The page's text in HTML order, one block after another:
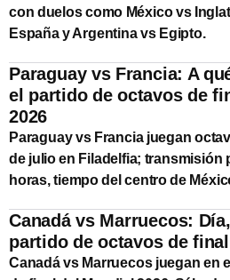
con duelos como México vs
España y Argentina vs Egipto.
Paraguay vs Francia: A
el partido de octavos de
2026
Paraguay vs Francia juegan
de julio en Filadelfia; transmisión
horas, tiempo del centro de
Canadá vs Marruecos:
partido de octavos de
Canadá vs Marruecos juegan en